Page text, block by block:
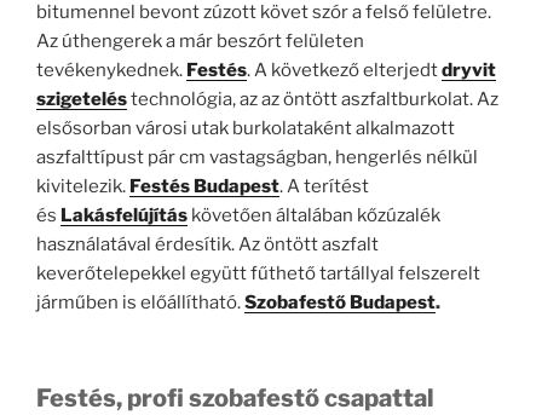
bitumennel bevont zúzott követ szór a felső felületre.
Az úthengerek a már beszórt felületen
tevékenykednek. Festés. A következő elterjedtdryvit
szigeteléstechnológia, az az öntött aszfaltburkolat. Az
elsősorban városi utak burkolataként alkalmazott
aszfalttípust pár cm vastagságban, hengerlés nélkül
kivitelezik. Festés Budapest. A terítést
és Lakásfelújítás követően általában kőzúzalék
használatával érdesítik. Az öntött aszfalt
keverőtelepekkel együtt fűthető tartállyal felszerelt
járműben is előállítható.Szobafestő Budapest.
Festés, profi szobafestő csapattal